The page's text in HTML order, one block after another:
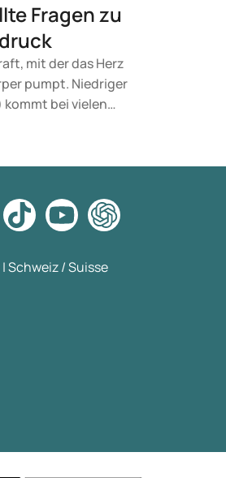
Fragen zu
mit der das Herz
pumpt. Niedriger
bei vielen
Artikel
zum Thema
| Schweiz / Suisse